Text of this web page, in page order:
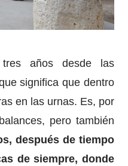
años desde las
significa que dentro
en las urnas. Es, por
pero también
después de tiempo
de siempre, donde